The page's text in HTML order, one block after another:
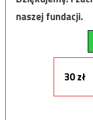
naszej fundacji.
30 zł